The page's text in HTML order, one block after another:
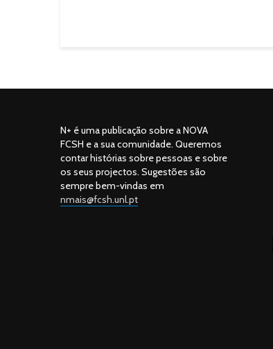
N+ é uma publicação sobre a NOVA
FCSH e a sua comunidade. Queremos
contar histórias sobre pessoas e sobre
os seus projectos. Sugestões são
sempre bem-vindas em
nmais@fcsh.unl.pt